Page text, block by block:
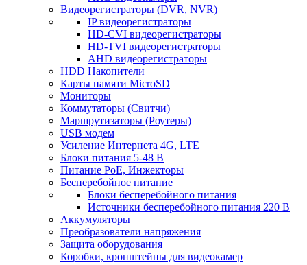
Видеорегистраторы (DVR, NVR)
IP видеорегистраторы
HD-CVI видеорегистраторы
HD-TVI видеорегистраторы
AHD видеорегистраторы
HDD Накопители
Карты памяти MicroSD
Мониторы
Коммутаторы (Свитчи)
Маршрутизаторы (Роутеры)
USB модем
Усиление Интернета 4G, LTE
Блоки питания 5-48 В
Питание PoE, Инжекторы
Бесперебойное питание
Блоки бесперебойного питания
Источники бесперебойного питания 220 В
Аккумуляторы
Преобразователи напряжения
Защита оборудования
Коробки, кронштейны для видеокамер